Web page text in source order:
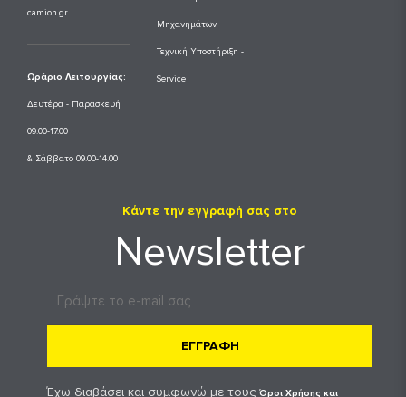
camion.gr
Ωράριο Λειτουργίας:
Δευτέρα - Παρασκευή
09.00-17.00
& Σάββατο 09.00-14.00
Μηχανημάτων
Τεχνική Υποστήριξη -
Service
Κάντε την εγγραφή σας στο
Newsletter
ΕΓΓΡΑΦΗ
Έχω διαβάσει και συμφωνώ με τους Όροι Χρήσης και